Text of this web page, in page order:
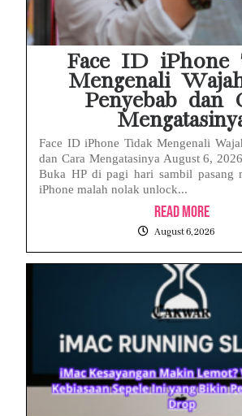
Face ID iPhone
Mengenali
Penyebab dan
Face ID iPhone Tidak Mengenali
dan Cara Mengatasinya August 6,
Buka HP di pagi hari sambil pasang
iPhone malah nolak unlock...
Read More
August 6, 2026